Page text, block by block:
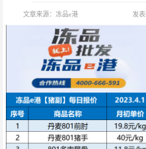
文章来源： 冻品e港 发表